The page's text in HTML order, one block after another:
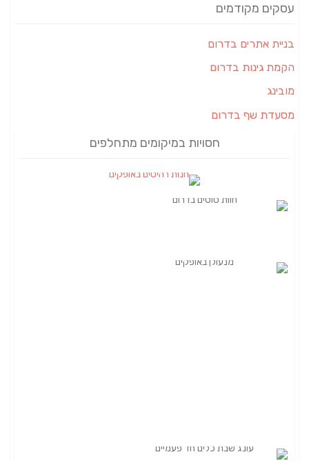
עסקים מקודמים
בניית אתרים בדרום
הקמת גינות בדרום
מובינג
מסעדת שף בדרום
חסויות במיקומים מתחלפים